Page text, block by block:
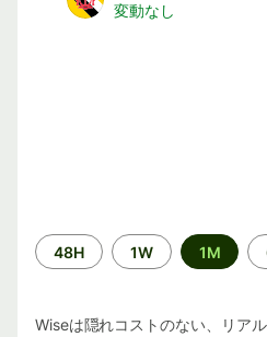
変動なし
期
間
48H 1W 1M
Wiseは隠れコストのない、リア